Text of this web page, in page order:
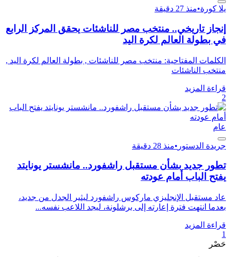
يلا كورة•منذ 27 دقيقة
إنجاز تاريخي.. منتخب مصر للناشئات يحقق المركز الرابع
في بطولة العالم لكرة اليد
الكلمات المفتاحية: منتخب مصر للناشئات , بطولة العالم لكرة اليد ,
منتخب الناشئات
قراءة المزيد
2
عام
جريدة الدستور •منذ 28 دقيقة
تطور جديد بشأن مستقبل راشفورد.. مانشستر يونايتد
يفتح الباب أمام عودته
عاد مستقبل الإنجليزي ماركوس راشفورد ليثير الجدل من جديد،
بعدما انتهت فترة إعارته إلى برشلونة، ليجد اللاعب نفسه...
قراءة المزيد
1
حَصْر